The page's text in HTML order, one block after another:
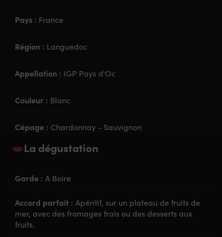
Pays : France
Région : Languedoc
Appellation : IGP Pays d'Oc
Couleur : Blanc
Cépage : Chardonnay - Sauvignon
La dégustation
Garde :A Boire
Accord parfait :Apéritif, sur un plateau de fruits de
mer, avec des fromages frais ou des desserts aux
fruits.